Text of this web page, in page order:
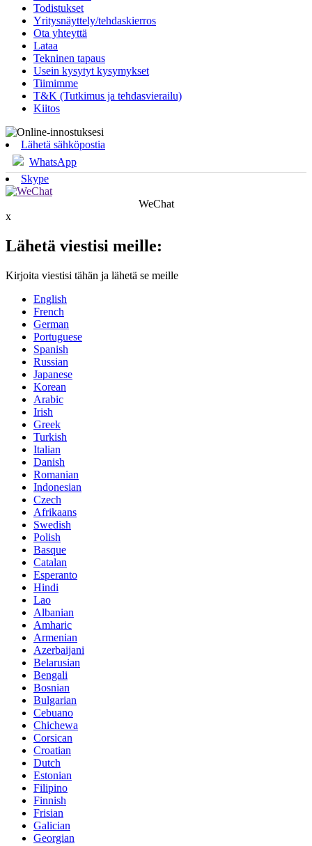
Todistukset
Yritysnäyttely/tehdaskierros
Ota yhteyttä
Lataa
Tekninen tapaus
Usein kysytyt kysymykset
Tiimimme
T&K (Tutkimus ja tehdasvierailu)
Kiitos
Lähetä sähköpostia
WhatsApp
Skype
WeChat
x
Lähetä viestisi meille:
Kirjoita viestisi tähän ja lähetä se meille
English
French
German
Portuguese
Spanish
Russian
Japanese
Korean
Arabic
Irish
Greek
Turkish
Italian
Danish
Romanian
Indonesian
Czech
Afrikaans
Swedish
Polish
Basque
Catalan
Esperanto
Hindi
Lao
Albanian
Amharic
Armenian
Azerbaijani
Belarusian
Bengali
Bosnian
Bulgarian
Cebuano
Chichewa
Corsican
Croatian
Dutch
Estonian
Filipino
Finnish
Frisian
Galician
Georgian